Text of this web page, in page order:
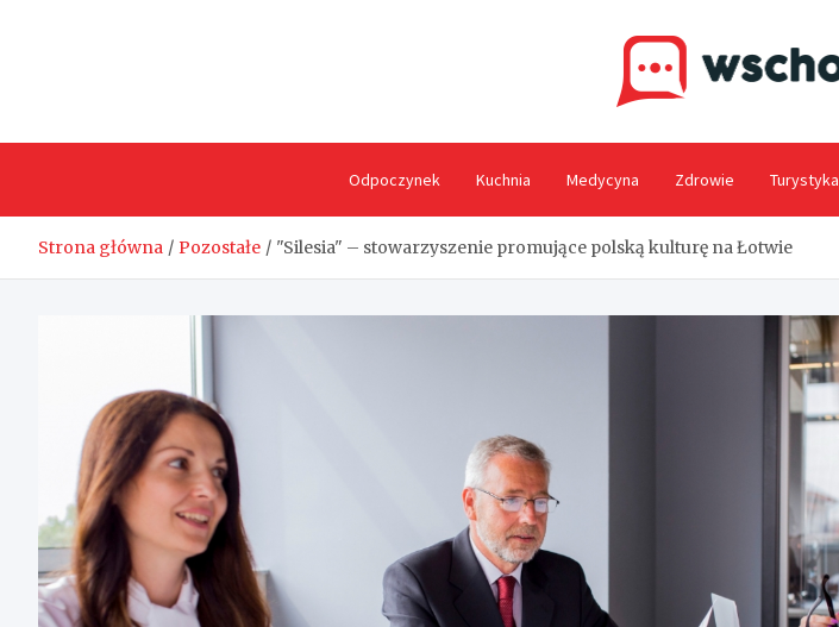
Odpoczynek Kuchnia Medycyna Zdrowie Turystyka
Strona główna Pozostałe "Silesia" – stowarzyszenie promujące polską kulturę na Łotwie